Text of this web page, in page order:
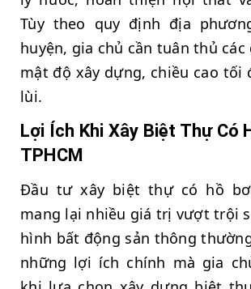
Tùy theo quy định địa
huyện, gia chủ cần tuân thủ các
mật độ xây dựng, chiều cao tối
lùi.
Lợi Ích Khi Xây Biệt Thự Có
TPHCM
Đầu tư xây biệt thự có hồ bơi
mang lại nhiều giá trị vượt trội
hình bất động sản thông
những lợi ích chính mà gia